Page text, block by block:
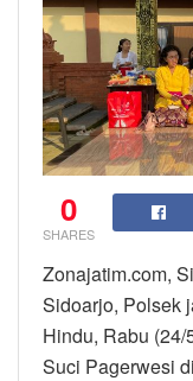
0
SHARES
Zonajatim.com,
Sidoarjo, Polsek
Hindu, Rabu
Suci Pagerwesi